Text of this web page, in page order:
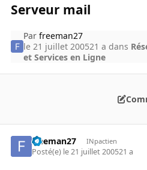
Serveur mail
Parfreeman27
le 21 juillet 200521 a dans
et Services en Ligne
freeman27 INpactien
Posté(e) le 21 juillet 200521 a